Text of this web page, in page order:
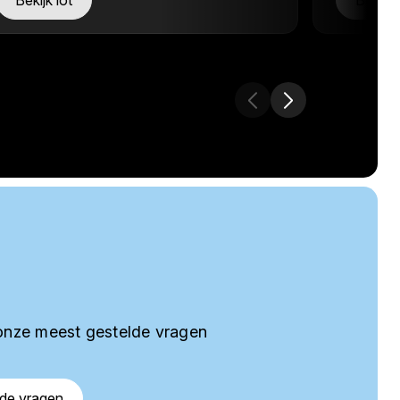
meest gestelde vragen